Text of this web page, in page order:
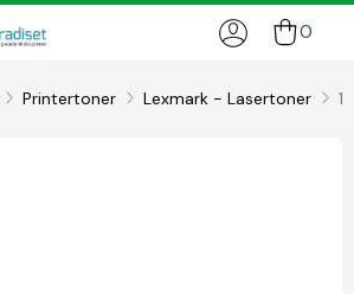
0
Printertoner Lexmark - Lasertoner